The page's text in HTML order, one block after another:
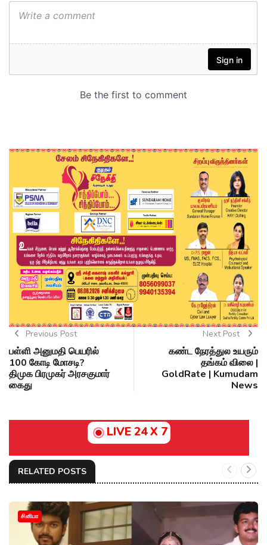
Previous Post
பள்ளி அனுமதி பெயரில்
₹100 கோடி மோசடி?
திமுக பிரமுகர் அரசகுமார்
கைது
Next Post
கண்ட நேரத்துல உயரும்
தங்கம் விலை |
GoldRate | Kumudam
News
LIVE 24 X 7
RELATED POSTS
சினிமா